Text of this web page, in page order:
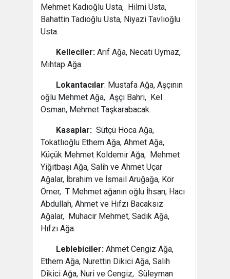
Mehmet Kadıoğlu Usta, Hilmi Usta,
Bahattin Tadıoğlu Usta, Niyazi Tavlıoğlu
Usta.
Kelleciler: Arif Ağa, Necati Uymaz,
Mıhtap Ağa.
Lokantacılar: Mustafa Ağa, Aşçının
oğlu Mehmet Ağa, Aşçı Bahri, Kel
Osman, Mehmet Taşkarabacak.
Kasaplar: Sütçü Hoca Ağa,
Tokatlıoğlu Ethem Ağa, Ahmet Ağa,
Küçük Mehmet Koldemir Ağa, Mehmet
Yiğitbaşı Ağa, Salih ve Ahmet Uçar
Ağalar, İbrahim ve İsmail Aruğağa, Kör
Ömer, T Mehmet ağanın oğlu İhsan, Hacı
Abdullah, Ahmet ve Hıfzı Bacaksız
Ağalar, Muhacir Mehmet, Sadık Ağa,
Hıfzı Ağa.
Leblebiciler: Ahmet Cengiz Ağa,
Ethem Ağa, Nurettin Dikici Ağa, Salih
Dikici Ağa, Nuri ve Cengiz, Süleyman